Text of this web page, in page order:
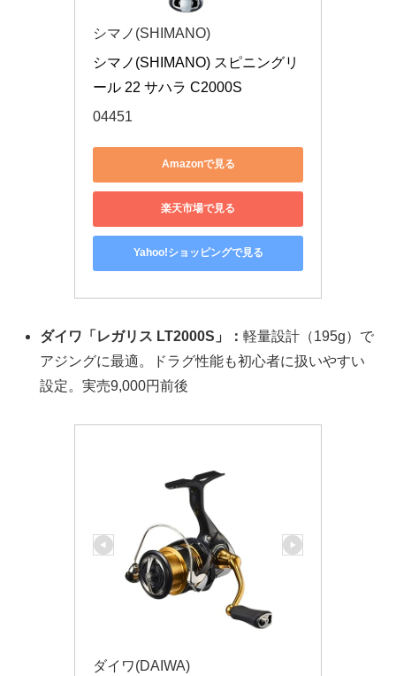
シマノ(SHIMANO)
シマノ(SHIMANO) スピニングリ
ール 22 サハラ C2000S
04451
Amazonで見る
楽天市場で見る
Yahoo!ショッピングで見る
ダイワ「レガリス LT2000S」：軽量設計（195g）で
アジングに最適。ドラグ性能も初心者に扱いやすい
設定。実売9,000円前後
ダイワ(DAIWA)